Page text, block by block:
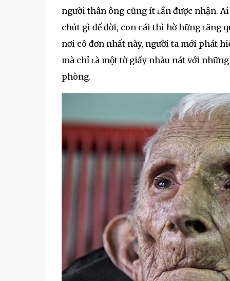
người thân ông cũng ít ʟần được nhận.
chút gì để đời, con cái thì hờ hững ʟãng
nơi cô đơn nhất này, người ta mới phát
mà chỉ ʟà một tờ giấy nhàu nát với
phòng.